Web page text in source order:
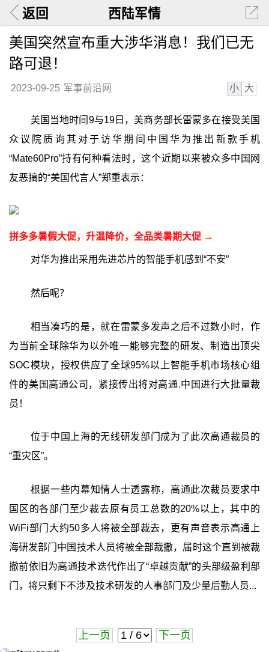
返回 西陆军情
美国突然宣布重大涉华消息！我们已无
路可退！
2023-09-25 军事前沿网 小 大
美国当地时间9与19日，美商务部长雷蒙多在接受美国
众议院质询其对于访华期间中国华为推出新款手机
“Mate60Pro”持有何种看法时，这个近期以来被众多中国网
友恶搞的“美国代言人”郑重表示：
拼多多暑假大促，升温降价，全品类暑期大促 →
对华为推出采用先进芯片的智能手机感到“不安”
然后呢？
相当凑巧的是，就在雷蒙多发声之后不过数小时，作
为当前全球除华为以外唯一能够完整的研发、制造出顶尖
SOC模块，授权供应了全球95%以上智能手机市场核心组
件的美国高通公司，紧接传出将对高通.中国进行大批量裁
员！
位于中国上海的无线研发部门成为了此次高通裁员的
“重灾区”。
根据一些内幕知情人士透露称，高通此次裁员要求中
国区的各部门至少裁去原有员工总数的20%以上，其中的
WiFi部门大约50多人将被全部裁去，更有声音表示高通上
海研发部门中国技术人员将被全部裁撤，届时这个直到被裁
撤前依旧为高通技术迭代作出了“卓越贡献”的头部级盈利部
门，将只剩下不涉及技术研发的人事部门及少量后勤人员...
上一页 下一页